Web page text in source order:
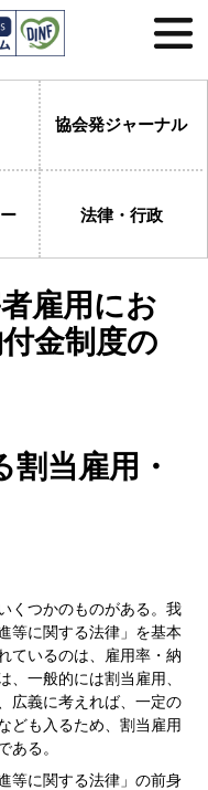
協会発ジャーナル
法律・行政
雇用にお
金制度の
当雇用・
くつかのものがある。我
等に関する法律」を基本
ているのは、雇用率・納
、一般的には割当雇用、
広義に考えれば、一定の
ども入るため、割当雇用
ある。
等に関する法律」の前身